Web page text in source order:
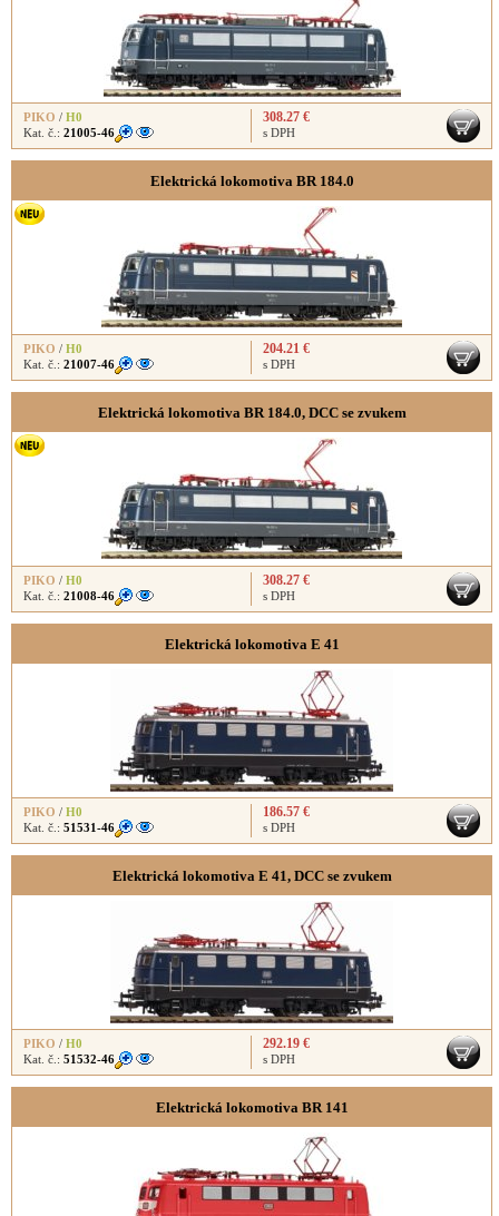
PIKO / H0
Kat. č.: 21005-46
308.27 €
s DPH
Elektrická lokomotiva BR 184.0
PIKO / H0
Kat. č.: 21007-46
204.21 €
s DPH
Elektrická lokomotiva BR 184.0, DCC se zvukem
PIKO / H0
Kat. č.: 21008-46
308.27 €
s DPH
Elektrická lokomotiva E 41
PIKO / H0
Kat. č.: 51531-46
186.57 €
s DPH
Elektrická lokomotiva E 41, DCC se zvukem
PIKO / H0
Kat. č.: 51532-46
292.19 €
s DPH
Elektrická lokomotiva BR 141